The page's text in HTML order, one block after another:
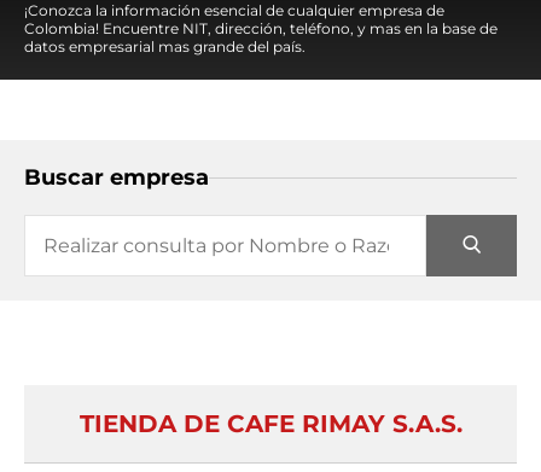
¡Conozca la información esencial de cualquier empresa de
Colombia! Encuentre NIT, dirección, teléfono, y mas en la base de
datos empresarial mas grande del país.
Buscar empresa
TIENDA DE CAFE RIMAY S.A.S.